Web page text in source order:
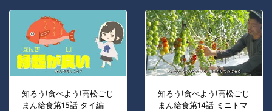
知ろう!食べよう!高松ごじ
まん給食第15話 タイ編
知ろう!食べよう!高松ごじ
まん給食第14話 ミニトマ